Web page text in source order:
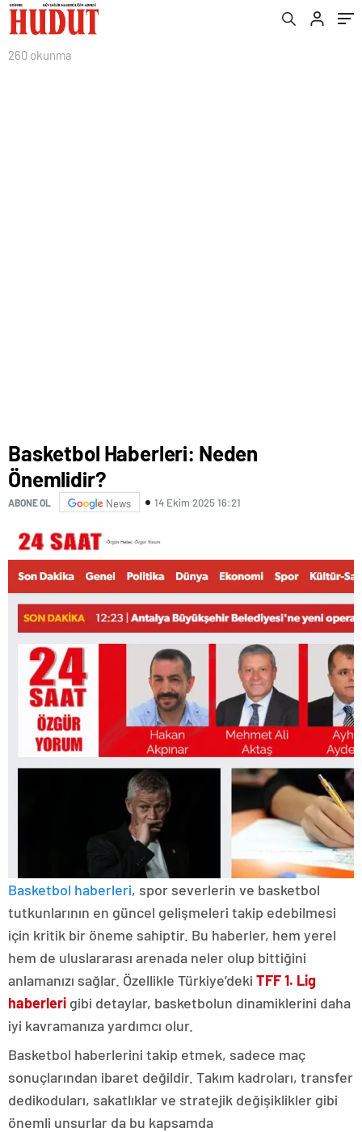
260 okunma
Basketbol Haberleri: Neden
Önemlidir?
ABONE OL News 14 Ekim 2025 16:21
Basketbol haberleri, spor severlerin ve basketbol
tutkunlarının en güncel gelişmeleri takip edebilmesi
için kritik bir öneme sahiptir. Bu haberler, hem yerel
hem de uluslararası arenada neler olup bittiğini
anlamanızı sağlar. Özellikle Türkiye’deki TFF 1. Lig
haberleri gibi detaylar, basketbolun dinamiklerini daha
iyi kavramanıza yardımcı olur.
Basketbol haberlerini takip etmek, sadece maç
sonuçlarından ibaret değildir. Takım kadroları, transfer
dedikoduları, sakatlıklar ve stratejik değişiklikler gibi
önemli unsurlar da bu kapsamda